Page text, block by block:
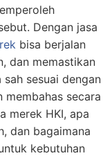
Dengan jasa
bisa berjalan
dan memastikan
sesuai dengan
secara
merek HKI, apa
dan bagaimana
kebutuhan